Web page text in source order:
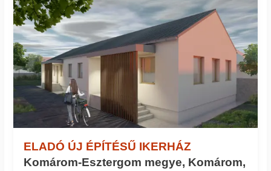
ELADÓ ÚJ ÉPÍTÉSŰ IKERHÁZ
Komárom-Esztergom megye, Komárom,